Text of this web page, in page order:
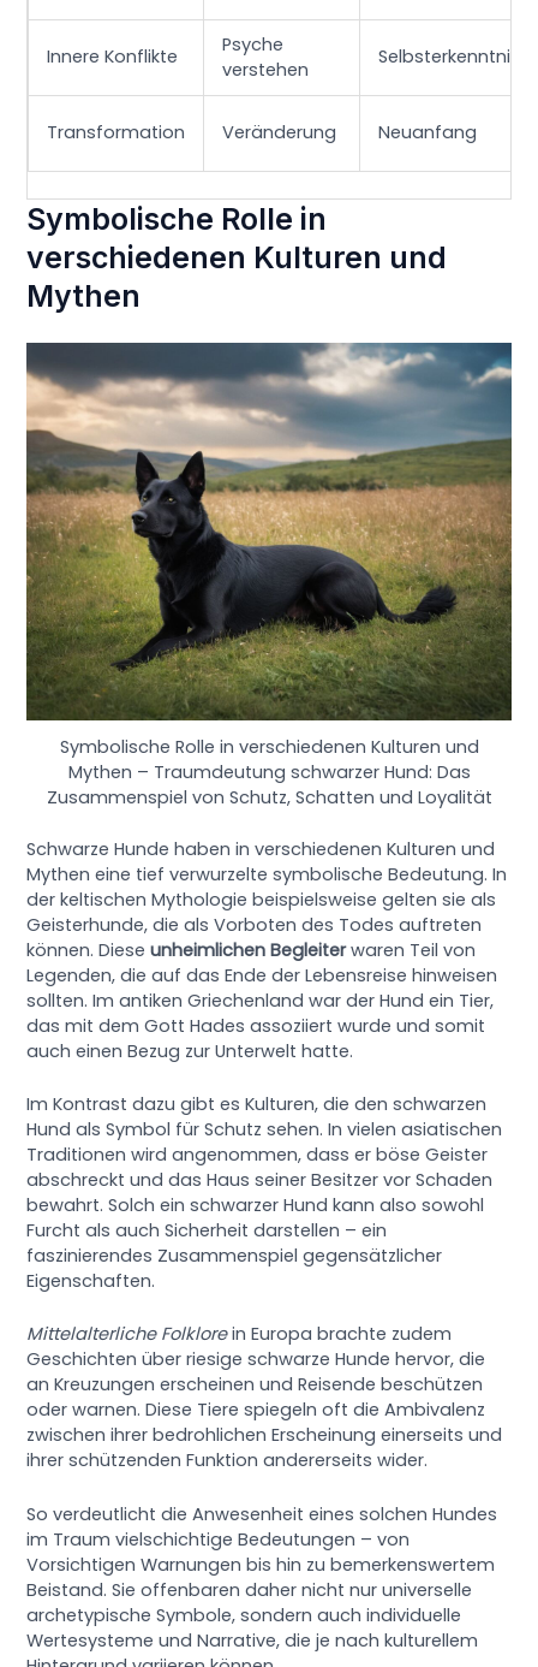
Innere Konflikte
Psyche
verstehen
Selbsterkenntnis
Transformation Veränderung Neuanfang
Symbolische Rolle in
verschiedenen Kulturen und
Mythen
Symbolische Rolle in verschiedenen Kulturen und
Mythen – Traumdeutung schwarzer Hund: Das
Zusammenspiel von Schutz, Schatten und Loyalität
Schwarze Hunde haben in verschiedenen Kulturen und
Mythen eine tief verwurzelte symbolische Bedeutung. In
der keltischen Mythologie beispielsweise gelten sie als
Geisterhunde, die als Vorboten des Todes auftreten
können. Dieseunheimlichen Begleiterwaren Teil von
Legenden, die auf das Ende der Lebensreise hinweisen
sollten. Im antiken Griechenland war der Hund ein Tier,
das mit dem Gott Hades assoziiert wurde und somit
auch einen Bezug zur Unterwelt hatte.
Im Kontrast dazu gibt es Kulturen, die den schwarzen
Hund als Symbol für Schutz sehen. In vielen asiatischen
Traditionen wird angenommen, dass er böse Geister
abschreckt und das Haus seiner Besitzer vor Schaden
bewahrt. Solch ein schwarzer Hund kann also sowohl
Furcht als auch Sicherheit darstellen – ein
faszinierendes Zusammenspiel gegensätzlicher
Eigenschaften.
Mittelalterliche Folklorein Europa brachte zudem
Geschichten über riesige schwarze Hunde hervor, die
an Kreuzungen erscheinen und Reisende beschützen
oder warnen. Diese Tiere spiegeln oft die Ambivalenz
zwischen ihrer bedrohlichen Erscheinung einerseits und
ihrer schützenden Funktion andererseits wider.
So verdeutlicht die Anwesenheit eines solchen Hundes
im Traum vielschichtige Bedeutungen – von
Vorsichtigen Warnungen bis hin zu bemerkenswertem
Beistand. Sie offenbaren daher nicht nur universelle
archetypische Symbole, sondern auch individuelle
Wertesysteme und Narrative, die je nach kulturellem